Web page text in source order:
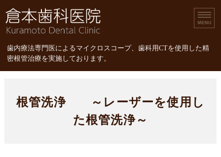
倉本歯科医院｜歯内療
歯内療法専門医によるマイクロスコープ、歯科用CTを使用した精
密根管治療を実施しております。
診療内容
根管洗浄 ～レーザーを使用し
た根管洗浄～